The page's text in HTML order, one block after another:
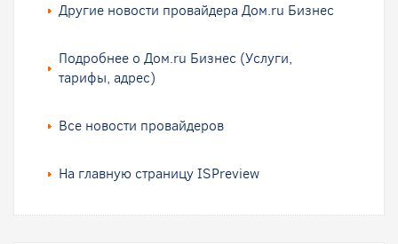
Другие новости провайдера Дом.ru Бизнес
Подробнее о Дом.ru Бизнес (Услуги,
тарифы, адрес)
Все новости провайдеров
На главную страницу ISPreview